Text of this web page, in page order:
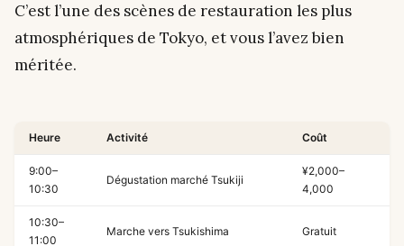
C’est l’une des scènes de restauration les plus
atmosphériques de Tokyo, et vous l’avez bien
méritée.
Heure Activité Coût
9:00–
10:30
Dégustation marché Tsukiji
¥2,000–
4,000
10:30–
11:00
Marche vers Tsukishima Gratuit